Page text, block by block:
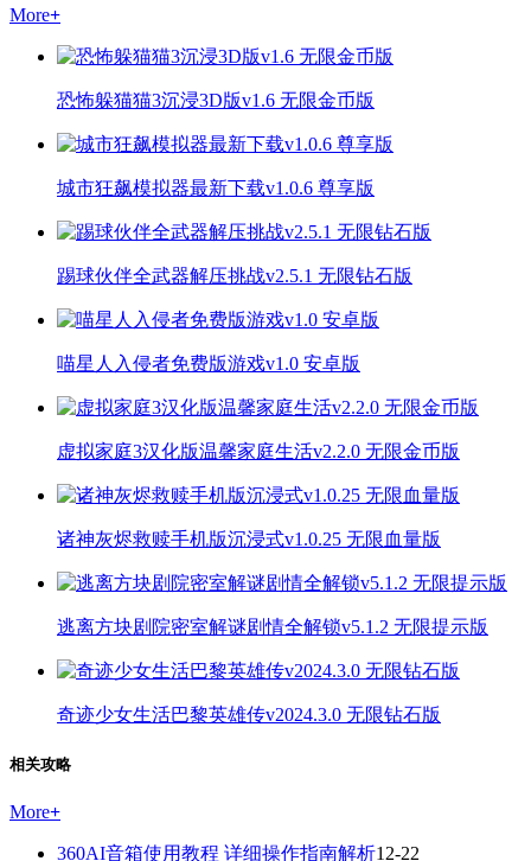
More+
恐怖躲猫猫3沉浸3D版v1.6 无限金币版
城市狂飙模拟器最新下载v1.0.6 尊享版
踢球伙伴全武器解压挑战v2.5.1 无限钻石版
喵星人入侵者免费版游戏v1.0 安卓版
虚拟家庭3汉化版温馨家庭生活v2.2.0 无限金币版
诸神灰烬救赎手机版沉浸式v1.0.25 无限血量版
逃离方块剧院密室解谜剧情全解锁v5.1.2 无限提示版
奇迹少女生活巴黎英雄传v2024.3.0 无限钻石版
相关攻略
More+
360AI音箱使用教程 详细操作指南解析12-22